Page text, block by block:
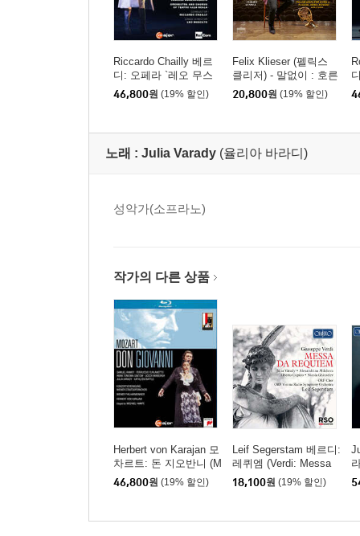
Riccardo Chailly 베르
디: 오페라 `레오 무스
카토` (Verdi: Opera `La
Forza Del Destino`)
46,800원 (19% 할인)
Felix Klieser (펠릭스
클리저) - 말없이 : 호른
으로 연주하는 이탈리
아 아리아 (Senza Parol
20,800원 (19% 할인)
노래 : Julia Varady (율리아 바라디)
성악가(소프라노)
작가의 다른 상품
Herbert von Karajan 모
차르트: 돈 지오반니 (M
ozart: Don Giovanni, K
527)
46,800원 (19% 할인)
Leif Segerstam 베르디:
레퀴엠 (Verdi: Messa
Da Requiem)
18,100원 (19% 할인)